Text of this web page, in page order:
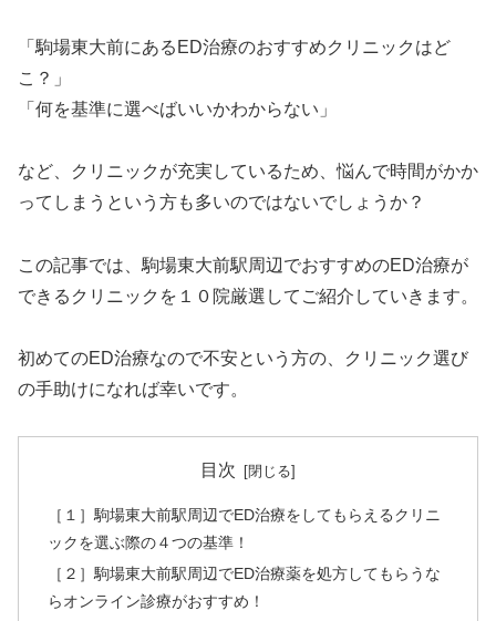
「駒場東大前にあるED治療のおすすめクリニックはど
こ？」
「何を基準に選べばいいかわからない」
など、クリニックが充実しているため、悩んで時間がかか
ってしまうという方も多いのではないでしょうか？
この記事では、駒場東大前駅周辺でおすすめのED治療が
できるクリニックを１０院厳選してご紹介していきます。
初めてのED治療なので不安という方の、クリニック選び
の手助けになれば幸いです。
目次
［１］駒場東大前駅周辺でED治療をしてもらえるクリニ
ックを選ぶ際の４つの基準！
［２］駒場東大前駅周辺でED治療薬を処方してもらうな
らオンライン診療がおすすめ！